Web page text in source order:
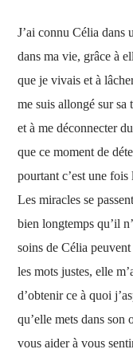
J’ai connu Célia dans
dans mavie, grâce à
que je vivais et à
me suis allongé sur sa
et à me déconnecter
que ce moment de
pourtant c’est une
Les miracles se
bien longtemps qu’il
soins de Célia
les mots justes, elle
d’obtenir ce à quoi
qu’elle mets dans son
vous aider à vous